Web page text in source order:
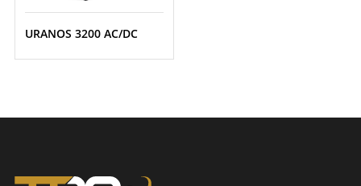
URANOS 3200 AC/DC